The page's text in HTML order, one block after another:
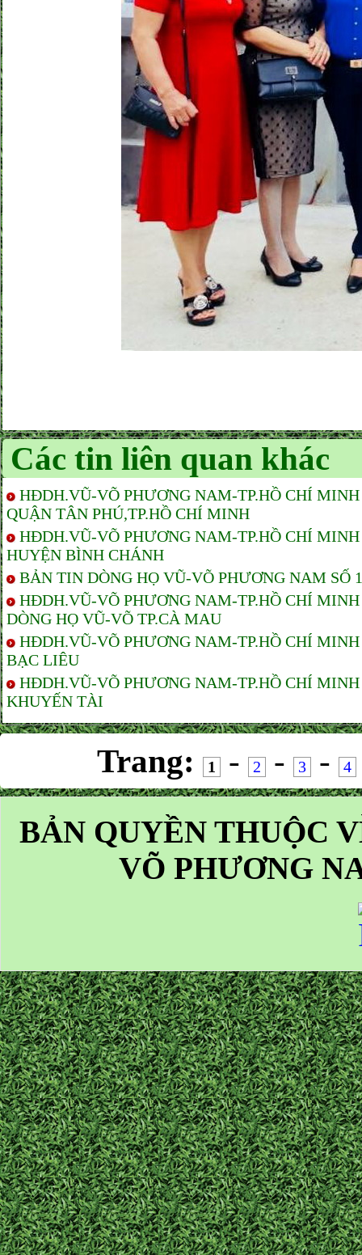
Các tin liên quan khác
HĐDH.VŨ-VÕ PHƯƠNG NAM-TP.HỒ CHÍ
QUẬN TÂN PHÚ,TP.HỒ CHÍ MINH
HĐDH.VŨ-VÕ PHƯƠNG NAM-TP.HỒ CHÍ
HUYỆN BÌNH CHÁNH
BẢN TIN DÒNG HỌ VŨ-VÕ PHƯƠNG NAM SỐ
HĐDH.VŨ-VÕ PHƯƠNG NAM-TP.HỒ CHÍ
DÒNG HỌ VŨ-VÕ TP.CÀ MAU
HĐDH.VŨ-VÕ PHƯƠNG NAM-TP.HỒ CHÍ
BẠC LIÊU
HĐDH.VŨ-VÕ PHƯƠNG NAM-TP.HỒ CHÍ
KHUYẾN TÀI
Trang: 1 - 2 - 3 - 4
BẢN QUYỀN THUỘC
VÕ PHƯƠNG